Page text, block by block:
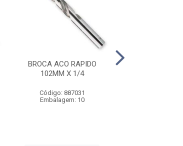
BROCA ACO RAPIDO
102MM X 1/4
Código: 887031
Embalagem: 10